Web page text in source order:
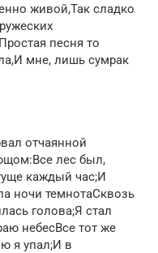
живой,Так сладко
песня то
мне, лишь сумрак
отчаянной
лес был,
каждый час;И
ночи темнотаСквозь
голова;Я стал
небесВсе тот же
я упал;И в